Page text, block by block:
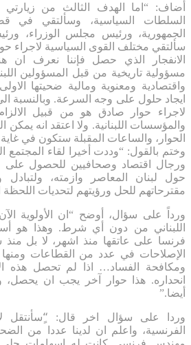
أضاف: “اما الهدف الثالث من
السلطات السياسية، وسألتقي في
الجمهورية، ورئيس مجلس الوزراء،
سألتقي مختلف القوى السياسية لاجراء
الانفجار الذي حصل فإننا نعرف ان
مسؤولية تاريخية من قبل المسؤولين
واقتصادية ومعنوية ومالية ضحيتها
ايجاد حلول على وجه السرعة. وبالنسبة
لاجراء حوار صادق هو من قبيل
والمؤسسات اللبنانية. ولا اعتقد انه يمكن
الحوار، والساعات المقبلة ستكون في غاية
وختم بالقول: “وددت أخيرا لقاء
ورجال اقتصاد وصحافيين للحصول
حول لبنان المعاصر وازمته،
مقترحاتهم للحل ورؤيتهم لتحديات اللحظة
ورداً على سؤال، أوضح “ان الأولوية
اللبناني من دون أي شرط. وهذا هو
فرنسا على عاتقها منذ اشهر، لا بل
الإصلاحات في عدد من القطاعات ومنها
ومكافحة الفساد… اذا لم تحصل هذه
انحداره. هذا حوار آخر يجب ان يحصل،
أيضا.”
وردا على سؤال اخر قال: “ٍسأنتقل
الفرنسية، واعلم ان لدينا عددا من